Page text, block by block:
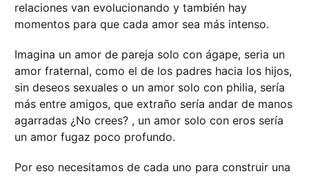
relaciones van evolucionando y también hay
momentos para que cada amor sea más intenso.
Imagina un amor de pareja solo con ágape, seria un
amor fraternal, como el de los padres hacia los hijos,
sin deseos sexuales o un amor solo con philia, sería
más entre amigos, que extraño sería andar de manos
agarradas ¿No crees? , un amor solo con eros sería
un amor fugaz poco profundo.
Por eso necesitamos de cada uno para construir una